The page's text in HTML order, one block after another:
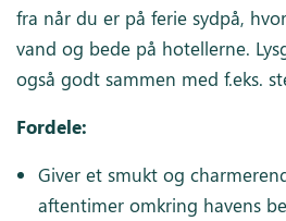
fra når du er på ferie sydpå,
vand og bede på hotellerne.
også godt sammen med f.eks.
Fordele:
Giver et smukt og
aftentimer omkring havens